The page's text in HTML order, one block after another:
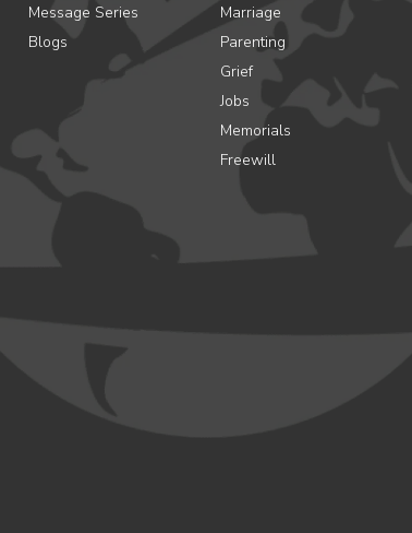
Message Series
Blogs
Marriage
Parenting
Grief
Jobs
Memorials
Freewill